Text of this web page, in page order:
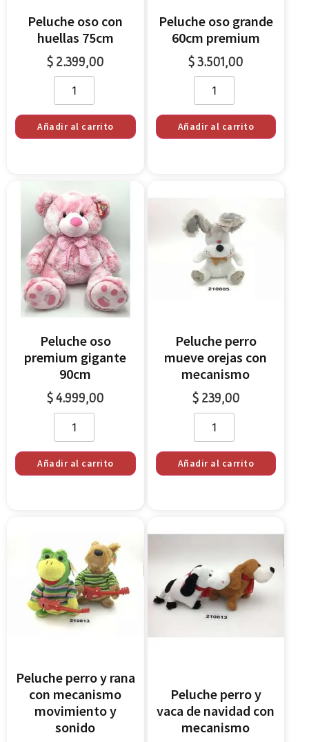
Peluche oso con
huellas 75cm
$ 2.399,00
Añadir al carrito
Peluche oso grande
60cm premium
$3.501,00
Añadir al carrito
Peluche oso
premium gigante
90cm
$4.999,00
Añadir al carrito
Peluche perro
mueve orejas con
mecanismo
$239,00
Añadir al carrito
Peluche perro y rana
con mecanismo
movimiento y
sonido
Peluche perro y
vaca de navidad con
mecanismo